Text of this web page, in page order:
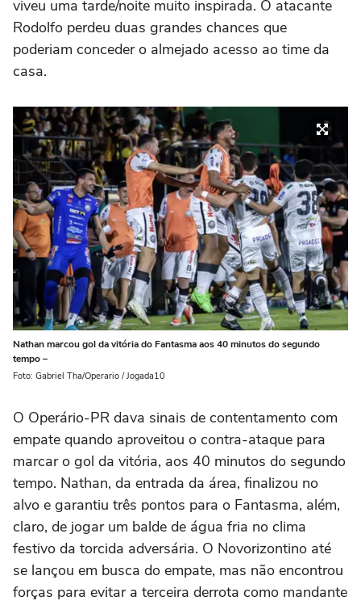
viveu uma tarde/noite muito inspirada. O atacante
Rodolfo perdeu duas grandes chances que
poderiam conceder o almejado acesso ao time da
casa.
Nathan marcou gol da vitória do Fantasma aos 40 minutos do segundo
tempo –
Foto: Gabriel Tha/Operario / Jogada10
O Operário-PR dava sinais de contentamento com
empate quando aproveitou o contra-ataque para
marcar o gol da vitória, aos 40 minutos do segundo
tempo. Nathan, da entrada da área, finalizou no
alvo e garantiu três pontos para o Fantasma, além,
claro, de jogar um balde de água fria no clima
festivo da torcida adversária. O Novorizontino até
se lançou em busca do empate, mas não encontrou
forças para evitar a terceira derrota como mandante